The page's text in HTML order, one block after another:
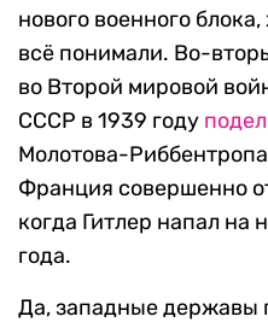
нового военного
всё понимали. Во-
во Второй мировой
СССР в 1939 году
Молотова-
Франция совершенно
когда Гитлер напал на
года.
Да, западные державы